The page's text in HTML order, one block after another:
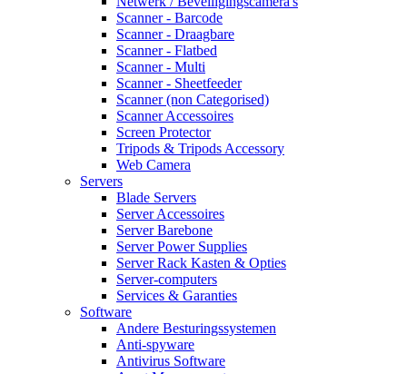
Scanner - Barcode
Scanner - Draagbare
Scanner - Flatbed
Scanner - Multi
Scanner - Sheetfeeder
Scanner (non Categorised)
Scanner Accessoires
Screen Protector
Tripods & Tripods Accessory
Web Camera
Servers
Blade Servers
Server Accessoires
Server Barebone
Server Power Supplies
Server Rack Kasten & Opties
Server-computers
Services & Garanties
Software
Andere Besturingssystemen
Anti-spyware
Antivirus Software